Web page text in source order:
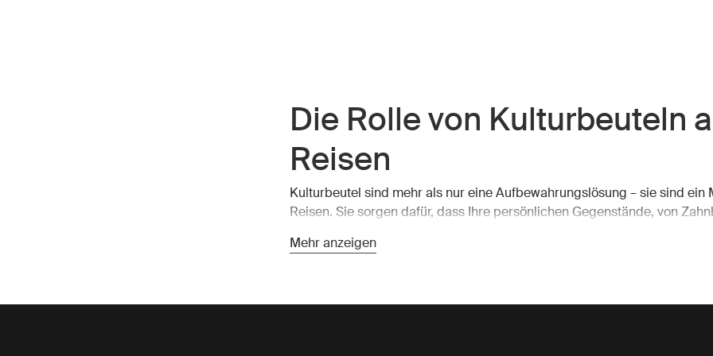
Die Rolle von Kulturbeuteln
Reisen
Kulturbeutel sind mehr als nur eine Aufbewahrungslösung – sie sind ein
Reisen. Sie sorgen dafür, dass Ihre persönlichen Gegenstände, von
gestaltet und verfügen über mehrere Fächer, die es Ihnen leicht machen,
werden, vor allem, wenn Sie unterwegs sind.
Mehr anzeigen